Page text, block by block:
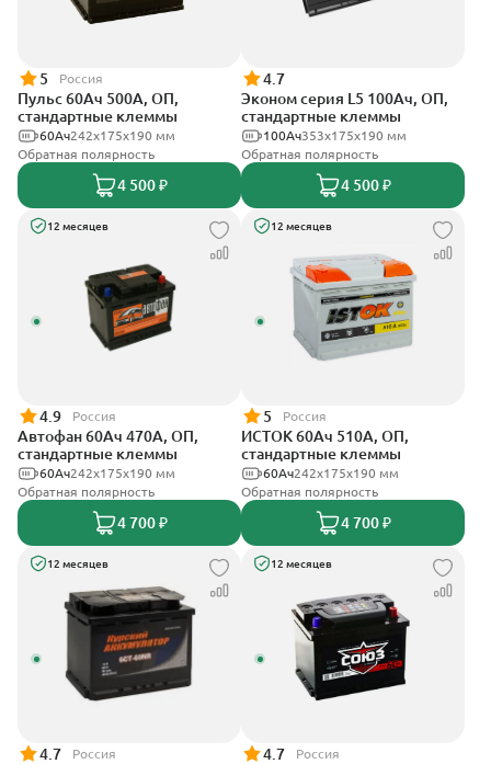
5 Россия
Пульс 60Ач 500А, ОП,
стандартные клеммы
242x175x190 мм
60Ач
Обратная полярность
4 500 ₽
4.7
Эконом серия L5 100Ач, ОП,
стандартные клеммы
353х175х190 мм
100Ач
Обратная полярность
4 500 ₽
12 месяцев
4.9 Россия
Автофан 60Ач 470А, ОП,
стандартные клеммы
242х175х190 мм
60Ач
Обратная полярность
4 700 ₽
12 месяцев
5 Россия
ИСТОК 60Ач 510А, ОП,
стандартные клеммы
242x175x190 мм
60Ач
Обратная полярность
4 700 ₽
12 месяцев
4.7 Россия
12 месяцев
4.7 Россия